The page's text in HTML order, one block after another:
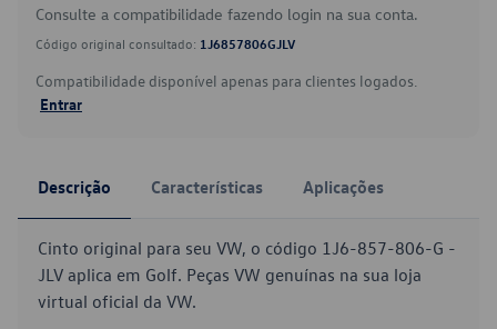
Consulte a compatibilidade fazendo login na sua conta.
Código original consultado: 1J6857806GJLV
Compatibilidade disponível apenas para clientes logados.
Entrar
Descrição Características Aplicações
Cinto original para seu VW, o código 1J6-857-806-G -
JLV aplica em Golf. Peças VW genuínas na sua loja
virtual oficial da VW.